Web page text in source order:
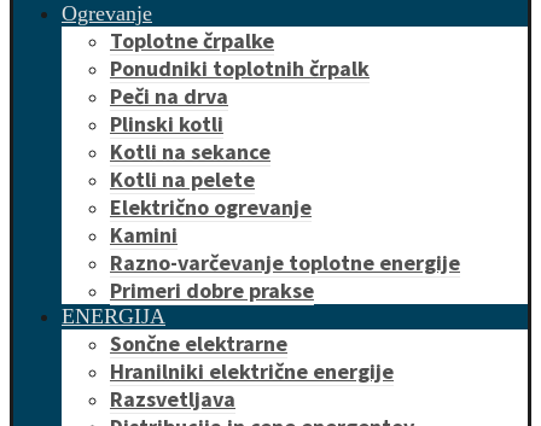
Ogrevanje
Toplotne črpalke
Ponudniki toplotnih črpalk
Peči na drva
Plinski kotli
Kotli na sekance
Kotli na pelete
Električno ogrevanje
Kamini
Razno-varčevanje toplotne energije
Primeri dobre prakse
ENERGIJA
Sončne elektrarne
Hranilniki električne energije
Razsvetljava